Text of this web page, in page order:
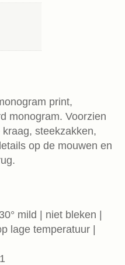
print,
monogram. Voorzien
steekzakken,
op de mouwen en
mild | niet bleken |
lage temperatuur |